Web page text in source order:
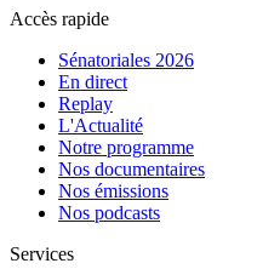
Accès rapide
Sénatoriales 2026
En direct
Replay
L'Actualité
Notre programme
Nos documentaires
Nos émissions
Nos podcasts
Services